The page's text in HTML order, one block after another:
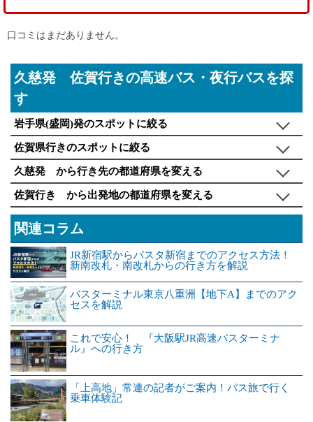
口コミはまだありません。
久慈発 佐賀行きの高速バス・夜行バスを探
す
岩手県(盛岡)発のスポットに絞る
佐賀県行きのスポットに絞る
久慈発 から行き先の都道府県を変える
佐賀行き から出発地の都道府県を変える
関連コラム
JR新宿駅からバスタ新宿までのアクセス方法！
新南改札・南改札からの行き方を解説
バスターミナル東京八重洲【地下A】までのアク
セスを解説
これで安心！ 『大阪駅JR高速バスターミナ
ル』への行き方
「上高地」常連の記者がご案内！バス旅で行く
乗車体験記